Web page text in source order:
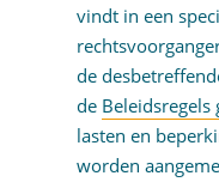
vindt in een
de
de
lasten en
worden